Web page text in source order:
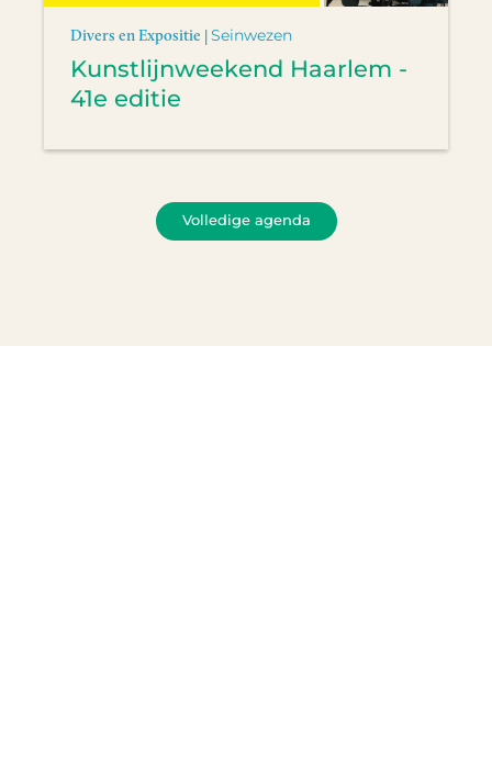
Divers en Expositie |Seinwezen
Kunstlijnweekend Haarlem -
41e editie
Volledige agenda